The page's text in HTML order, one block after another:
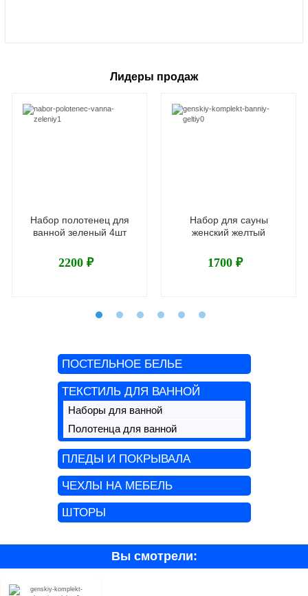
ПОСТЕЛЬНОЕ БЕЛЬЕ
ТЕКСТИЛЬ ДЛЯ ВАННОЙ
Наборы для ванной
Полотенца для ванной
ПЛЕДЫ И ПОКРЫВАЛА
ЧЕХЛЫ НА МЕБЕЛЬ
ШТОРЫ
Лидеры продаж
Набор полотенец для
ванной зеленый 4шт
2200 ₽
Набор для сауны
женский желтый
1700 ₽
Вы смотрели: